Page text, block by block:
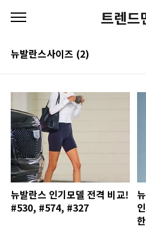
트렌드
뉴발란스사이즈 (2)
뉴발란스 인기모델 전격 비교!
#530, #574, #327